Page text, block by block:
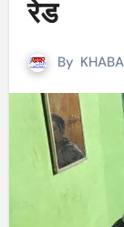
रेड
By